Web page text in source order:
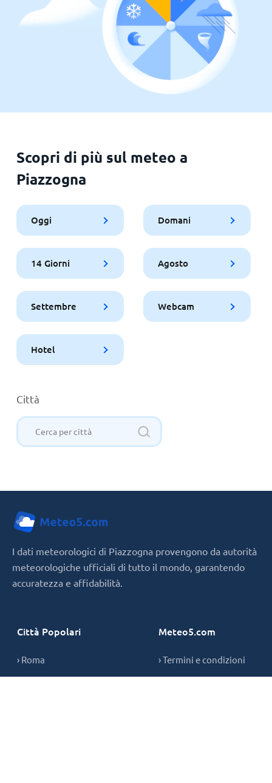
Scopri di più sul meteo a
Piazzogna
Oggi Domani
14 Giorni Agosto
Settembre Webcam
Hotel
Città
I dati meteorologici di Piazzogna provengono da autorità
meteorologiche ufficiali di tutto il mondo, garantendo
accuratezza e affidabilità.
Città Popolari
› Roma
Meteo5.com
› Termini e condizioni